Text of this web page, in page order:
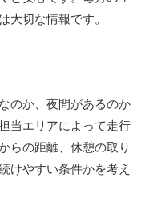
切な情報です。
のか、夜間があるのか
当エリアによって走行
らの距離、休憩の取り
けやすい条件かを考え